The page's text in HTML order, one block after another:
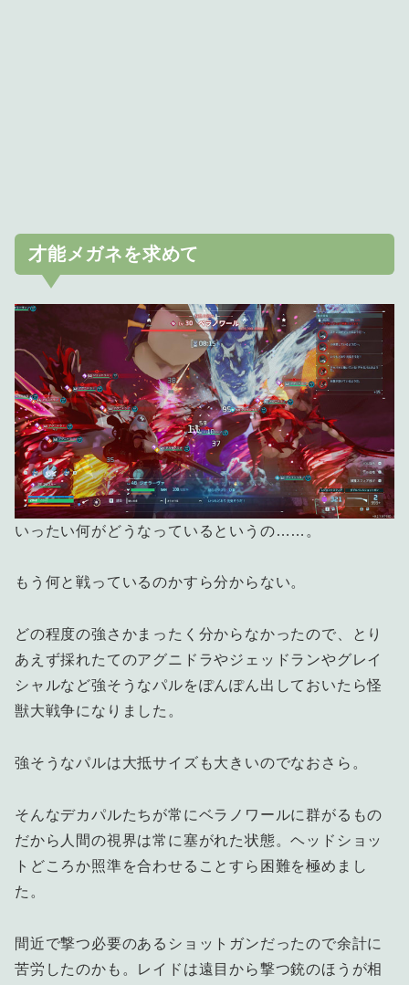
才能メガネを求めて
いったい何がどうなっているというの……。
もう何と戦っているのかすら分からない。
どの程度の強さかまったく分からなかったので、とり
あえず採れたてのアグニドラやジェッドランやグレイ
シャルなど強そうなパルをぽんぽん出しておいたら怪
獣大戦争になりました。
強そうなパルは大抵サイズも大きいのでなおさら。
そんなデカパルたちが常にベラノワールに群がるもの
だから人間の視界は常に塞がれた状態。ヘッドショッ
トどころか照準を合わせることすら困難を極めまし
た。
間近で撃つ必要のあるショットガンだったので余計に
苦労したのかも。レイドは遠目から撃つ銃のほうが相